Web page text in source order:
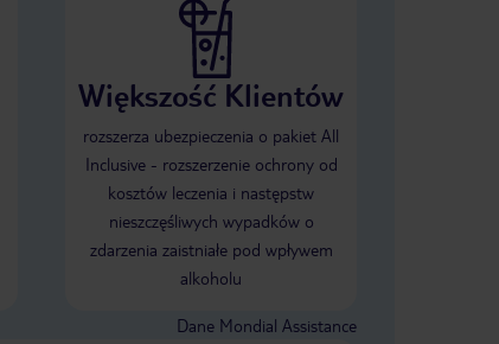
Większość Klientów
rozszerza ubezpieczenia o pakiet All
Inclusive - rozszerzenie ochrony od
kosztów leczenia i następstw
nieszczęśliwych wypadków o
zdarzenia zaistniałe pod wpływem
alkoholu
Dane Mondial Assistance